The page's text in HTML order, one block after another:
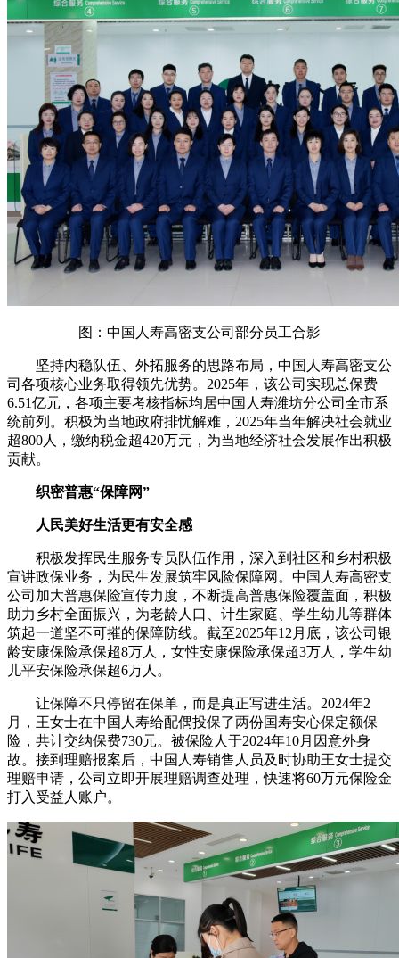
图：中国人寿高密支公司部分员工合影
坚持内稳队伍、外拓服务的思路布局，中国人寿高密支公
司各项核心业务取得领先优势。2025年，该公司实现总保费
6.51亿元，各项主要考核指标均居中国人寿潍坊分公司全市系
统前列。积极为当地政府排忧解难，2025年当年解决社会就业
超800人，缴纳税金超420万元，为当地经济社会发展作出积极
贡献。
织密普惠“保障网”
人民美好生活更有安全感
积极发挥民生服务专员队伍作用，深入到社区和乡村积极
宣讲政保业务，为民生发展筑牢风险保障网。中国人寿高密支
公司加大普惠保险宣传力度，不断提高普惠保险覆盖面，积极
助力乡村全面振兴，为老龄人口、计生家庭、学生幼儿等群体
筑起一道坚不可摧的保障防线。截至2025年12月底，该公司银
龄安康保险承保超8万人，女性安康保险承保超3万人，学生幼
儿平安保险承保超6万人。
让保障不只停留在保单，而是真正写进生活。2024年2
月，王女士在中国人寿给配偶投保了两份国寿安心保定额保
险，共计交纳保费730元。被保险人于2024年10月因意外身
故。接到理赔报案后，中国人寿销售人员及时协助王女士提交
理赔申请，公司立即开展理赔调查处理，快速将60万元保险金
打入受益人账户。